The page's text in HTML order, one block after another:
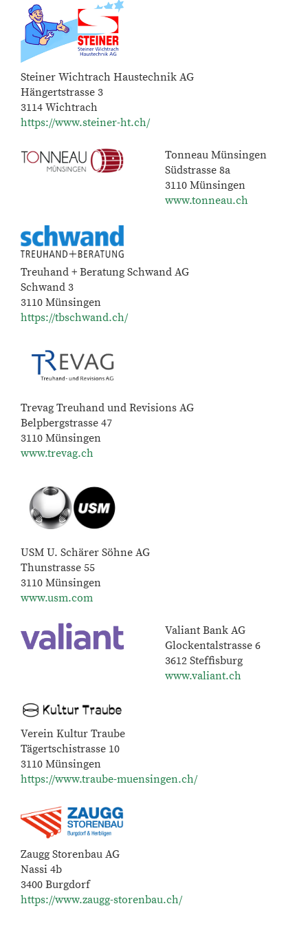
Steiner Wichtrach Haustechnik AG
Hängertstrasse 3
3114 Wichtrach
https://www.steiner-ht.ch/
Tonneau Münsingen
Südstrasse 8a
3110 Münsingen
www.tonneau.ch
Treuhand + Beratung Schwand AG
Schwand 3
3110 Münsingen
https://tbschwand.ch/
Trevag Treuhand und Revisions AG
Belpbergstrasse 47
3110 Münsingen
www.trevag.ch
USM U. Schärer Söhne AG
Thunstrasse 55
3110 Münsingen
www.usm.com
Valiant Bank AG
Glockentalstrasse 6
3612 Steffisburg
www.valiant.ch
Verein Kultur Traube
Tägertschistrasse 10
3110 Münsingen
https://www.traube-muensingen.ch/
Zaugg Storenbau AG
Nassi 4b
3400 Burgdorf
https://www.zaugg-storenbau.ch/